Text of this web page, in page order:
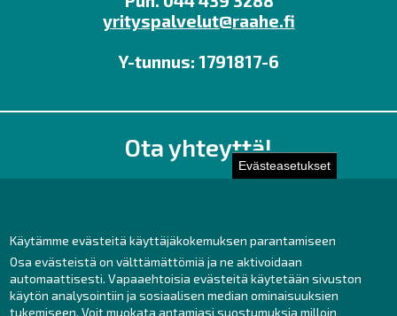
Evästeasetukset
Käytämme evästeitä käyttäjäkokemuksen parantamiseen
Osa evästeistä on välttämättömiä ja ne aktivoidaan
automaattisesti. Vapaaehtoisia evästeitä käytetään sivuston
käytön analysointiin ja sosiaalisen median ominaisuuksien
tukemiseen. Voit muokata antamiasi suostumuksia milloin
yrityspalvelut@raahe.fi
Y-tunnus: 1791817-6
Ota yhteyttä!
Toimisto
Facebook
Instagram